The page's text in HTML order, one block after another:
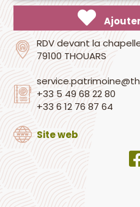
RDV devant la
79100 THOUARS
+33 5 49 68 22 80
+33 6 12 76 87 64
Site web